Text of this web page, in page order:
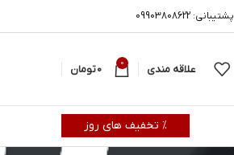
پشتیبانی: 09903808622
علاقه مندی 0
0تومان
% تخفیف های روز